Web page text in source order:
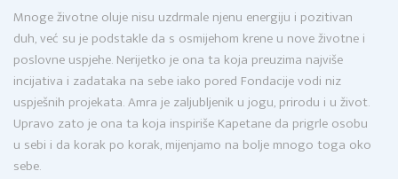
Mnoge životne oluje nisu uzdrmale njenu energiju i pozitivan
duh, već su je podstakle da s osmijehom krene u nove životne i
poslovne uspjehe. Nerijetko je ona ta koja preuzima najviše
incijativa i zadataka na sebe iako pored Fondacije vodi niz
uspješnih projekata. Amra je zaljubljenik u jogu, prirodu i u život.
Upravo zato je ona ta koja inspiriše Kapetane da prigrle osobu
u sebi i da korak po korak, mijenjamo na bolje mnogo toga oko
sebe.